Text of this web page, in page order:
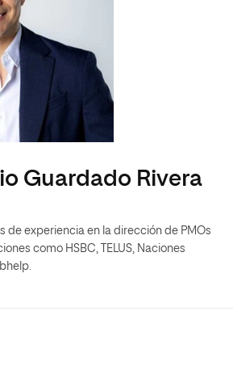
Guardado Rivera
de experiencia en la dirección de PMOs
como HSBC, TELUS, Naciones